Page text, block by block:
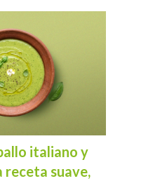
italiano y
receta suave,